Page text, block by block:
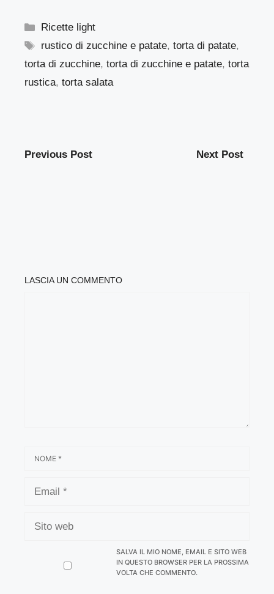
Categorie
Ricette light
Tag
rustico di zucchine e patate,torta di patate,
torta di zucchine, torta di zucchine e patate, torta
rustica, torta salata
Previous Post Next Post
LASCIA UN COMMENTO
WEB
SALVA IL MIO NOME, EMAIL E SITO WEB
IN QUESTO BROWSER PER LA PROSSIMA
VOLTA CHE COMMENTO.